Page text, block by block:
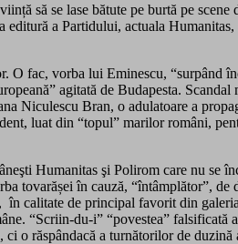
să se lase bătute pe burtă pe
a Partidului, actuala
fac, vorba lui Eminescu, “surpând
agitată de Budapesta.
Niculescu Bran, o adulatoare a
luat din “topul” marilor români,
Humanitas şi Polirom care nu se
tovarășei în cauză, “întâmplător”,
calitate de principal favorit din
“Scriin-du-i” “povestea” falsificată
o răspândacă a turnătorilor de